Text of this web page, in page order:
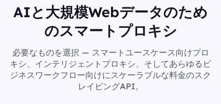
AIと大規模Webデータのため
のスマートプロキシ
必要なものを選択 — スマートユースケース向けプロ
キシ、インテリジェントプロキシ、そしてあらゆるビ
ジネスワークフロー向けにスケーラブルな料金のスク
レイピングAPI。